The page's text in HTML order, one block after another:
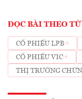
ĐỌC BÀI THEO
CỔ PHIẾU LPB
CỔ PHIẾU VIC
THỊ TRƯỜNG